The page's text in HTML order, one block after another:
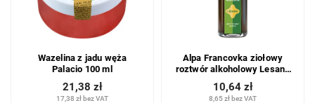
Wazelina z jadu węża
Palacio 100 ml
17,38 zł bez VAT
21,38 zł
Alpa Francovka ziołowy
roztwór alkoholowy Lesana
8,65 zł bez VAT
10,64 zł